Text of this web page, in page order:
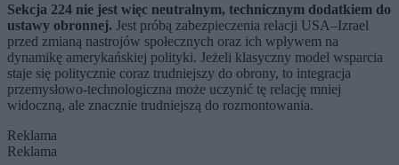
Sekcja 224 nie jest więc neutralnym, technicznym dodatkiem do
ustawy obronnej. Jest próbą zabezpieczenia relacji USA–Izrael
przed zmianą nastrojów społecznych oraz ich wpływem na
dynamikę amerykańskiej polityki. Jeżeli klasyczny model wsparcia
staje się politycznie coraz trudniejszy do obrony, to integracja
przemysłowo-technologiczna może uczynić tę relację mniej
widoczną, ale znacznie trudniejszą do rozmontowania.
Reklama
Reklama